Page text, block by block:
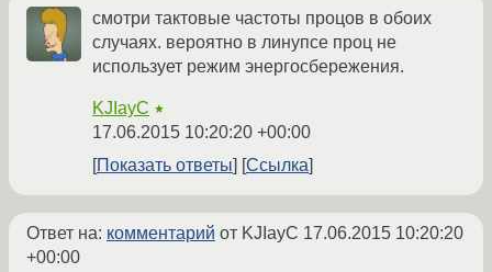
смотри тактовые частоты процов в обоих
случаях. вероятно в линупсе проц не
использует режим энергосбережения.
KJIayC ★
17.06.2015 10:20:20 +00:00
Показать ответы
Ссылка
Ответ на: комментарий от KJIayC 17.06.2015 10:20:20
+00:00